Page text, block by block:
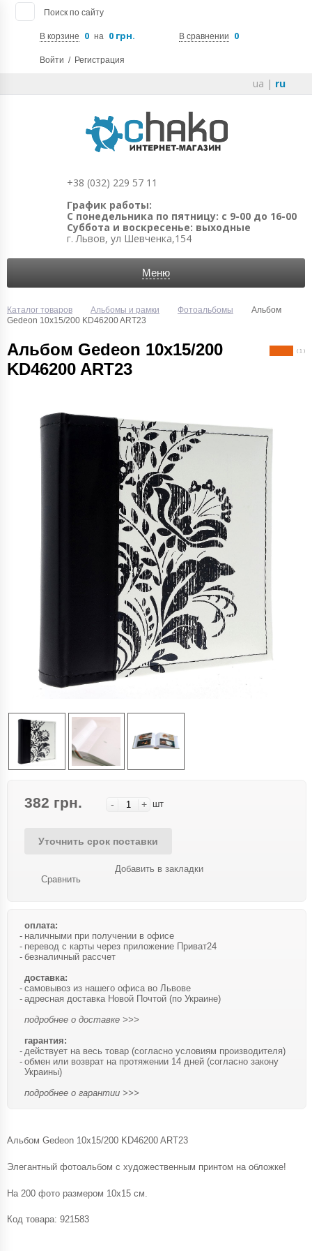
Поиск по сайту
В корзине 0 на 0 грн. В сравнении 0
Войти / Регистрация
ua | ru
+38 (032) 229 57 11
График работы:
С понедельника по пятницу: с 9-00 до 16-00
Суббота и воскресенье: выходные
г. Львов, ул Шевченка,154
Меню
Каталог товаров Альбомы и рамки Фотоальбомы
Альбом
Gedeon 10х15/200 KD46200 ART23
Альбом Gedeon 10х15/200
KD46200 ART23
( 1 )
382 грн. - + шт
Уточнить срок поставки
Сравнить
Добавить в закладки
оплата:
наличными при получении в офисе
перевод с карты через приложение Приват24
безналичный рассчет
доставка:
самовывоз из нашего офиса во Львове
адресная доставка Новой Почтой (по Украине)
подробнее о доставке >>>
гарантия:
действует на весь товар (согласно условиям производителя)
обмен или возврат на протяжении 14 дней (согласно закону
Украины)
подробнее о гарантии >>>
Альбом Gedeon 10х15/200 KD46200 ART23
Элегантный фотоальбом с художественным принтом на обложке!
На 200 фото размером 10х15 см.
Код товара: 921583